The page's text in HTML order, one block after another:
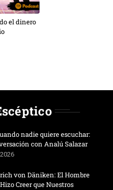
el dinero
nadie quiere escuchar:
con Analú Salazar
von Däniken: El Hombre
Creer que Nuestros